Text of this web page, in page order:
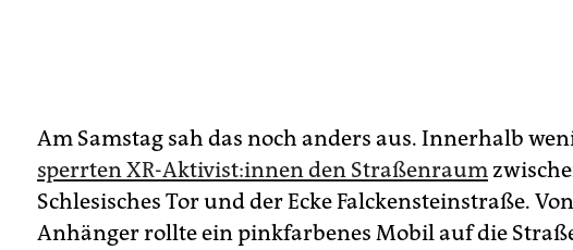
Am Samstag sah das noch anders aus. Innerhalb
sperrten XR-Aktivist:innen den Straßenraum
Schlesisches Tor und der Ecke Falckensteinstraße.
Anhänger rollte ein pinkfarbenes Mobil auf die